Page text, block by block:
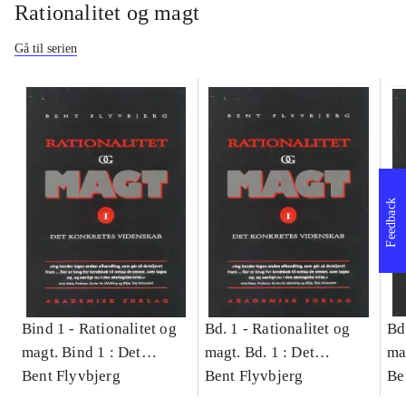
Rationalitet og magt
Gå til serien
Bind 1 - Rationalitet og
magt. Bind 1 : Det
konkretes videnskab
Bent Flyvbjerg
Bd. 1 -Rationalitet og
magt. Bd. 1 : Det
konkretes videnskab
Bent Flyvbjerg
Feedback